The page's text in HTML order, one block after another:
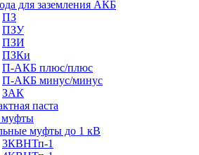
для заземления АКБ
ПЗ
ПЗУ
ПЗИ
ПЗКи
П-АКБ плюс/плюс
П-АКБ минус/минус
ЗАК
паста
муфты
муфты до 1 кВ
3КВНТп-1